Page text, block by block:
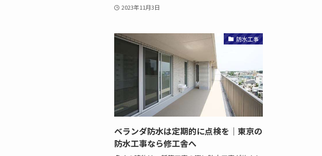
2023年11月3日
防水工事
ベランダ防水は定期的に点検を｜東京の
防水工事なら修工舎へ